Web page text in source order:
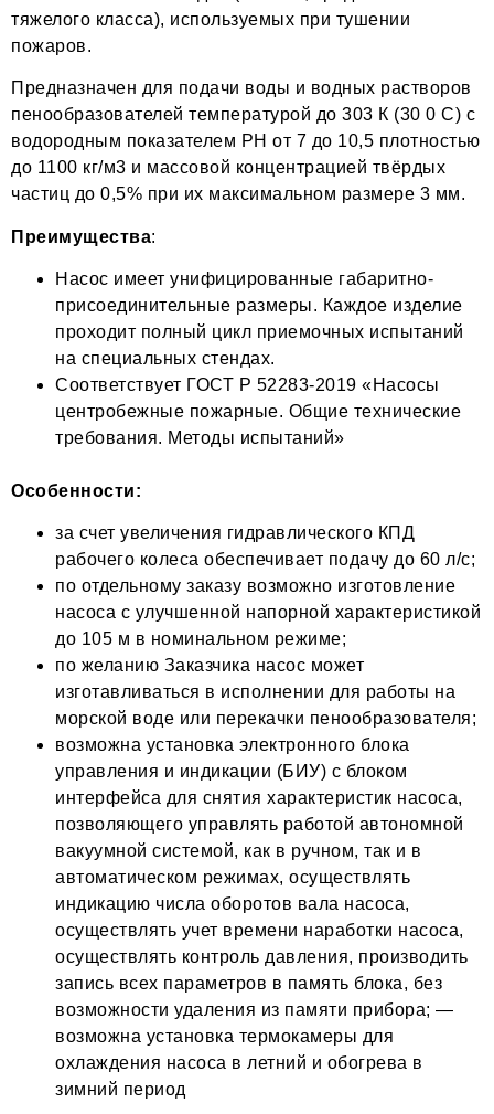
тяжелого класса), используемых при тушении
пожаров.
Предназначен для подачи воды и водных растворов
пенообразователей температурой до 303 К (30 0 С) с
водородным показателем РН от 7 до 10,5 плотностью
до 1100 кг/м3 и массовой концентрацией твёрдых
частиц до 0,5% при их максимальном размере 3 мм.
Преимущества:
Насос имеет унифицированные габаритно-
присоединительные размеры. Каждое изделие
проходит полный цикл приемочных испытаний
на специальных стендах.
Соответствует ГОСТ Р 52283-2019 «Насосы
центробежные пожарные. Общие технические
требования. Методы испытаний»
Особенности:
за счет увеличения гидравлического КПД
рабочего колеса обеспечивает подачу до 60 л/с;
по отдельному заказу возможно изготовление
насоса с улучшенной напорной характеристикой
до 105 м в номинальном режиме;
по желанию Заказчика насос может
изготавливаться в исполнении для работы на
морской воде или перекачки пенообразователя;
возможна установка электронного блока
управления и индикации (БИУ) с блоком
интерфейса для снятия характеристик насоса,
позволяющего управлять работой автономной
вакуумной системой, как в ручном, так и в
автоматическом режимах, осуществлять
индикацию числа оборотов вала насоса,
осуществлять учет времени наработки насоса,
осуществлять контроль давления, производить
запись всех параметров в память блока, без
возможности удаления из памяти прибора; —
возможна установка термокамеры для
охлаждения насоса в летний и обогрева в
зимний период